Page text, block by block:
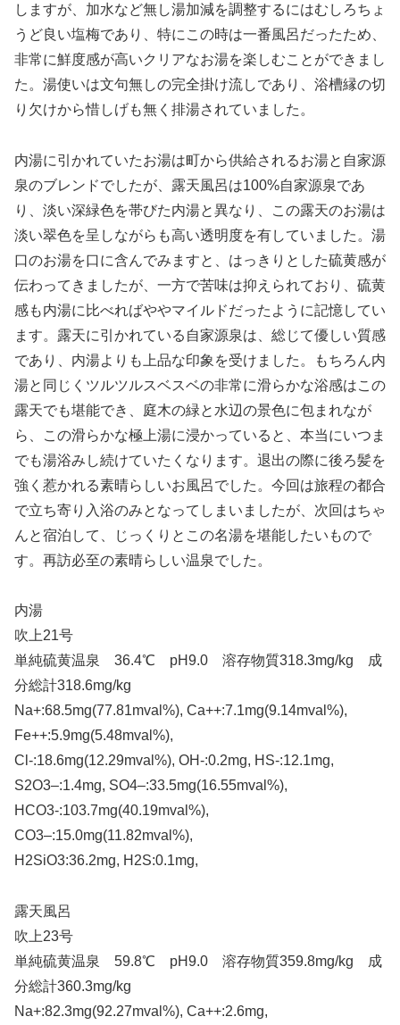
しますが、加水など無し湯加減を調整するにはむしろちょ
うど良い塩梅であり、特にこの時は一番風呂だったため、
非常に鮮度感が高いクリアなお湯を楽しむことができまし
た。湯使いは文句無しの完全掛け流しであり、浴槽縁の切
り欠けから惜しげも無く排湯されていました。
内湯に引かれていたお湯は町から供給されるお湯と自家源
泉のブレンドでしたが、露天風呂は100%自家源泉であ
り、淡い深緑色を帯びた内湯と異なり、この露天のお湯は
淡い翠色を呈しながらも高い透明度を有していました。湯
口のお湯を口に含んでみますと、はっきりとした硫黄感が
伝わってきましたが、一方で苦味は抑えられており、硫黄
感も内湯に比べればややマイルドだったように記憶してい
ます。露天に引かれている自家源泉は、総じて優しい質感
であり、内湯よりも上品な印象を受けました。もちろん内
湯と同じくツルツルスベスベの非常に滑らかな浴感はこの
露天でも堪能でき、庭木の緑と水辺の景色に包まれなが
ら、この滑らかな極上湯に浸かっていると、本当にいつま
でも湯浴みし続けていたくなります。退出の際に後ろ髪を
強く惹かれる素晴らしいお風呂でした。今回は旅程の都合
で立ち寄り入浴のみとなってしまいましたが、次回はちゃ
んと宿泊して、じっくりとこの名湯を堪能したいもので
す。再訪必至の素晴らしい温泉でした。
内湯
吹上21号
単純硫黄温泉 36.4℃ pH9.0 溶存物質318.3mg/kg 成
分総計318.6mg/kg
Na+:68.5mg(77.81mval%), Ca++:7.1mg(9.14mval%),
Fe++:5.9mg(5.48mval%),
Cl-:18.6mg(12.29mval%), OH-:0.2mg, HS-:12.1mg,
S2O3–:1.4mg, SO4–:33.5mg(16.55mval%),
HCO3-:103.7mg(40.19mval%),
CO3–:15.0mg(11.82mval%),
H2SiO3:36.2mg, H2S:0.1mg,
露天風呂
吹上23号
単純硫黄温泉 59.8℃ pH9.0 溶存物質359.8mg/kg 成
分総計360.3mg/kg
Na+:82.3mg(92.27mval%), Ca++:2.6mg,